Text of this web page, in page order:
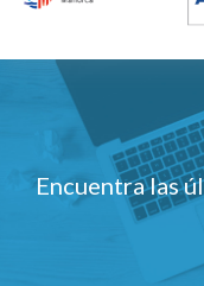
Encuentra las